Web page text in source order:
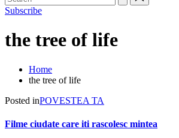
Subscribe
the tree of life
Home
the tree of life
Posted inPOVESTEA TA
Filme ciudate care iti rascolesc mintea